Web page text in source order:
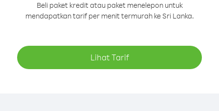
Beli paket kredit atau paket menelepon untuk
mendapatkan tarif per menit termurah ke Sri Lanka.
Lihat Tarif